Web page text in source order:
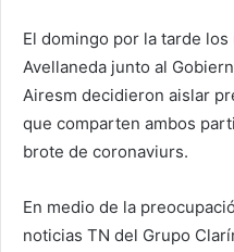
El domingo por la tarde
Avellaneda junto al
Airesm decidieron aislar
que comparten ambos
brote de coronaviurs.
En medio de la
noticias TN del Grupo